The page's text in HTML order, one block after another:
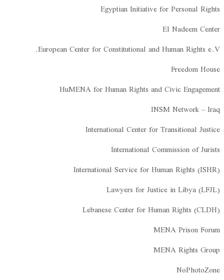
Egyptian Initiative for Personal Rights
El Nadeem Center
European Center for Constitutional and Human Rights e.V.
Freedom House
HuMENA for Human Rights and Civic Engagement
INSM Network – Iraq
International Center for Transitional Justice
International Commission of Jurists
International Service for Human Rights (ISHR)
Lawyers for Justice in Libya (LFJL)
Lebanese Center for Human Rights (CLDH)
MENA Prison Forum
MENA Rights Group
NoPhotoZone